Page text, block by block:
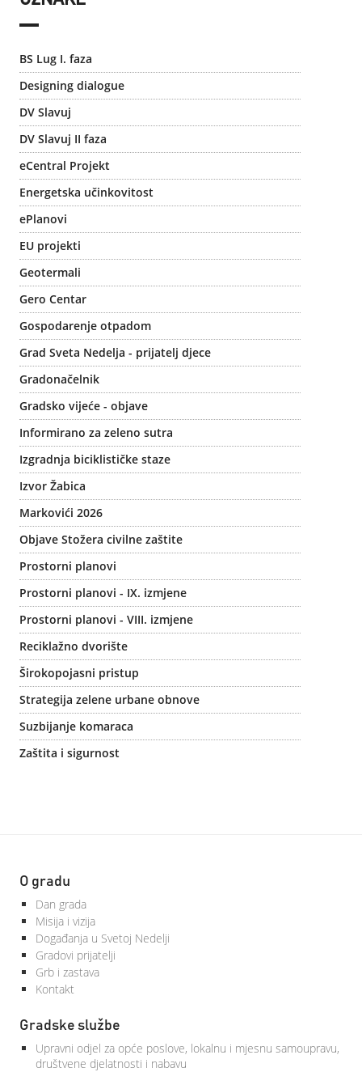
BS Lug I. faza
Designing dialogue
DV Slavuj
DV Slavuj II faza
eCentral Projekt
Energetska učinkovitost
ePlanovi
EU projekti
Geotermali
Gero Centar
Gospodarenje otpadom
Grad Sveta Nedelja - prijatelj djece
Gradonačelnik
Gradsko vijeće - objave
Informirano za zeleno sutra
Izgradnja biciklističke staze
Izvor Žabica
Markovići 2026
Objave Stožera civilne zaštite
Prostorni planovi
Prostorni planovi - IX. izmjene
Prostorni planovi - VIII. izmjene
Reciklažno dvorište
Širokopojasni pristup
Strategija zelene urbane obnove
Suzbijanje komaraca
Zaštita i sigurnost
O gradu
Dan grada
Misija i vizija
Događanja u Svetoj Nedelji
Gradovi prijatelji
Grb i zastava
Kontakt
Gradske službe
Upravni odjel za opće poslove, lokalnu i mjesnu samoupravu,
društvene djelatnosti i nabavu